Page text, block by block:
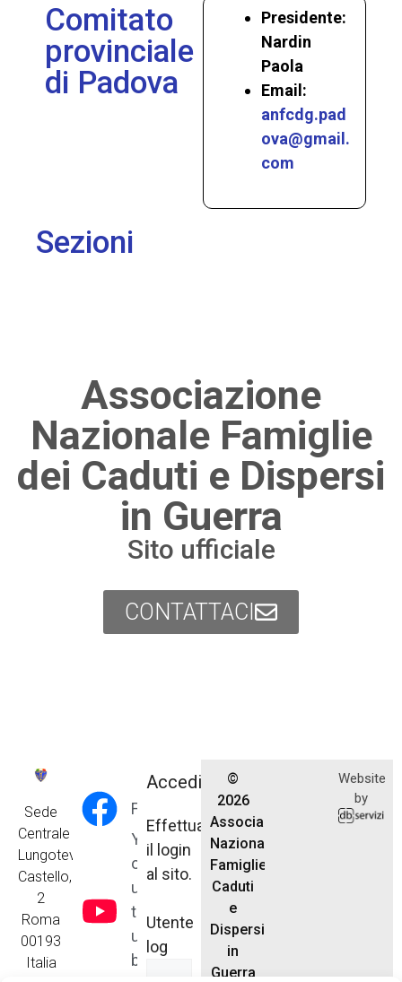
Comitato
provinciale
di Padova
Presidente:
Nardin
Paola
Email:
anfcdg.pad
ova@gmail.
com
Sezioni
Associazione
Nazionale Famiglie
dei Caduti e Dispersi
in Guerra
Sito ufficiale
CONTATTACI
Sede
Centrale
Lungotevere
Castello,
2
Roma
00193
Italia
Facebook
Y
o
u
t
u
b
Accedi
Effettua
il login
al sito.
Utente
log
©
2026
Associazione
Nazionale
Famiglie
Caduti
e
Dispersi
in
Guerra
Website
by